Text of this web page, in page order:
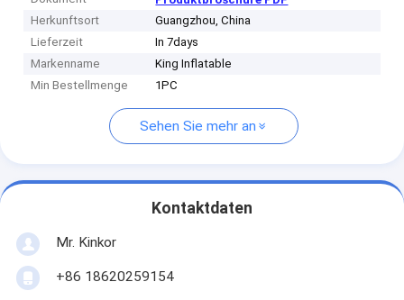
Herkunftsort
Guangzhou, China
Lieferzeit
In 7days
Markenname
King Inflatable
Min Bestellmenge
1PC
Sehen Sie mehr an
Kontaktdaten
Mr. Kinkor
+86 18620259154